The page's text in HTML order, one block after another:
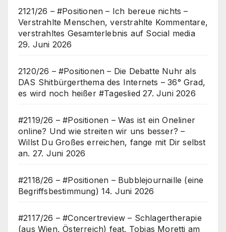
2121/26 – #Positionen – Ich bereue nichts –
Verstrahlte Menschen, verstrahlte Kommentare,
verstrahltes Gesamterlebnis auf Social media
29. Juni 2026
2120/26 – #Positionen – Die Debatte Nuhr als
DAS Shitbürgerthema des Internets – 36° Grad,
es wird noch heißer #Tageslied 27. Juni 2026
#2119/26 – #Positionen – Was ist ein Oneliner
online? Und wie streiten wir uns besser? –
Willst Du Großes erreichen, fange mit Dir selbst
an. 27. Juni 2026
#2118/26 – #Positionen – Bubblejournaille (eine
Begriffsbestimmung) 14. Juni 2026
#2117/26 – #Concertreview – Schlagertherapie
(aus Wien, Österreich) feat. Tobias Moretti am